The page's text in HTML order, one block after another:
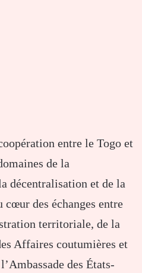
entre le Togo et
de la
décentralisation et de la
cœur des échanges entre
territoriale, de la
Affaires coutumières et
des États-